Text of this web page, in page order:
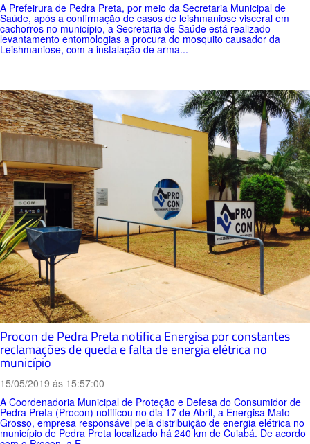
A Prefeirura de Pedra Preta, por meio da Secretaria Municipal de
Saúde, após a confirmação de casos de leishmaniose visceral em
cachorros no município, a Secretaria de Saúde está realizado
levantamento entomologias a procura do mosquito causador da
Leishmaniose, com a instalação de arma...
Procon de Pedra Preta notifica Energisa por constantes
reclamações de queda e falta de energia elétrica no
município
15/05/2019 ás 15:57:00
A Coordenadoria Municipal de Proteção e Defesa do Consumidor de
Pedra Preta (Procon) notificou no dia 17 de Abril, a Energisa Mato
Grosso, empresa responsável pela distribuição de energia elétrica no
município de Pedra Preta localizado há 240 km de Cuiabá. De acordo